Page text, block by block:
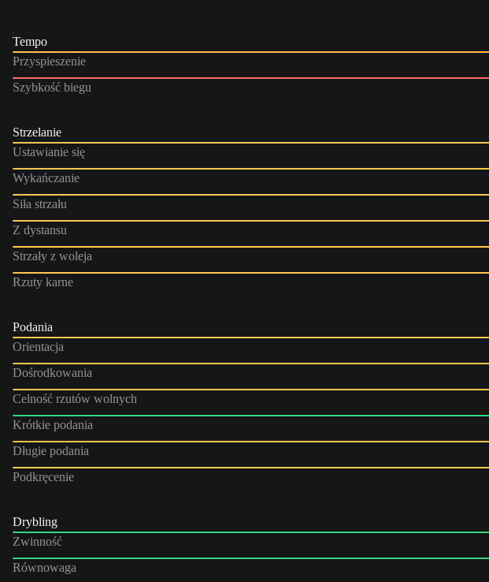
Tempo
Przyspieszenie
Szybkość biegu
Strzelanie
Ustawianie się
Wykańczanie
Siła strzału
Z dystansu
Strzały z woleja
Rzuty karne
Podania
Orientacja
Dośrodkowania
Celność rzutów wolnych
Krótkie podania
Długie podania
Podkręcenie
Drybling
Zwinność
Równowaga